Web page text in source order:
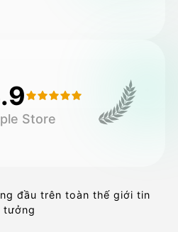
Store
đầu trên toàn thế giới tin
tưởng